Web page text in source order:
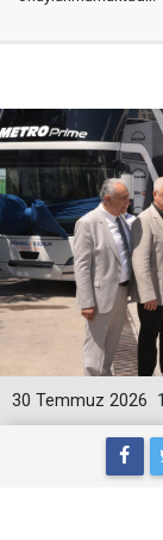
30 Temmuz 2026